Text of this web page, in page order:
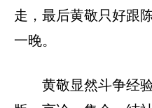
走，最后黄敬只好跟
一晚。
黄敬显然斗争经